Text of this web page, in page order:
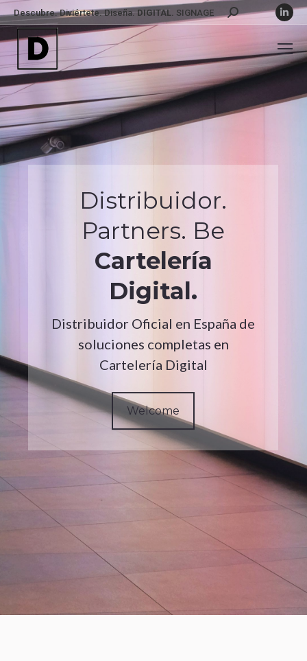
Descubre. Diviértete. Diseña. DIGITAL. SIGNAGE Buscar:
Distribuidor.
Partners. Be
Cartelería
Digital.
Distribuidor Oficial en España de
soluciones completas en
Cartelería Digital
Welcome